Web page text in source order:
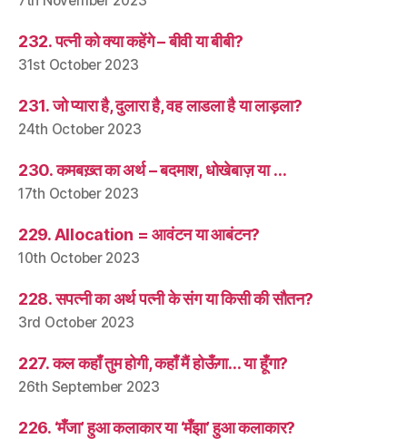
232. पत्नी को क्या कहेंगे – बीवी या बीबी?
31st October 2023
231. जो प्यारा है, दुलारा है, वह लाडला है या लाड़ला?
24th October 2023
230. कमबख़्त का अर्थ – बदमाश, धोखेबाज़ या …
17th October 2023
229. Allocation = आवंटन या आबंटन?
10th October 2023
228. सपत्नी का अर्थ पत्नी के संग या किसी की सौतन?
3rd October 2023
227. कल कहाँ तुम होगी, कहाँ मैं होऊँगा… या हूँगा?
26th September 2023
226. ‘मँजा’ हुआ कलाकार या ‘मँझा’ हुआ कलाकार?